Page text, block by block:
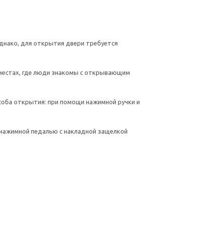
для открытия двери требуется
где люди знакомы с открывающим
открытия: при помощи нажимной ручки и
педалью с накладной защелкой